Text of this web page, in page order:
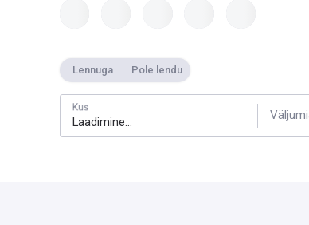
Lennuga Pole lendu
Kus